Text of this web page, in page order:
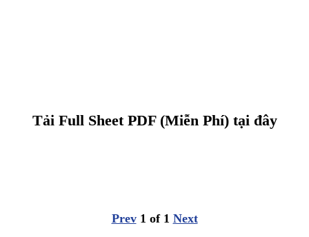
Tải Full Sheet PDF (Miễn Phí) tại đây
Prev 1 of 1 Next